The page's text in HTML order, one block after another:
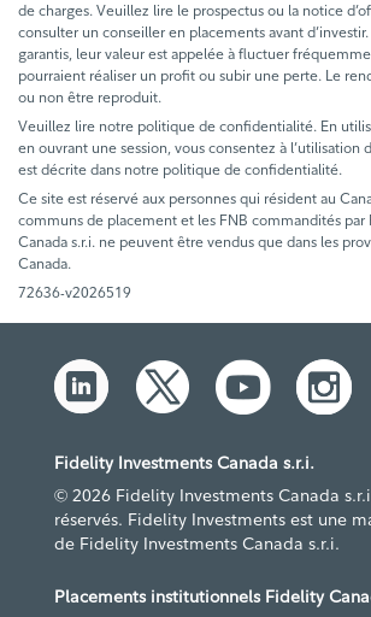
de charges. Veuillez lire le prospectus ou la notice
consulter un conseiller en placements avant
garantis, leur valeur est appelée à fluctuer
pourraient réaliser un profit ou subir une perte. Le
ou non être reproduit.
Veuillez lire notre politique de confidentialité. En
en ouvrant une session, vous consentez à l’utilisation
est décrite dans notre politique de confidentialité.
Ce site est réservé aux personnes qui résident au
communs de placement et les FNB commandités
Canada s.r.i. ne peuvent être vendus que dans les
Canada.
72636-v2026519
Fidelity Investments Canada s.r.i.
© 2026 Fidelity Investments Canada
réservés. Fidelity Investments est une
de Fidelity Investments Canada s.r.i.
Placements institutionnels Fidelity